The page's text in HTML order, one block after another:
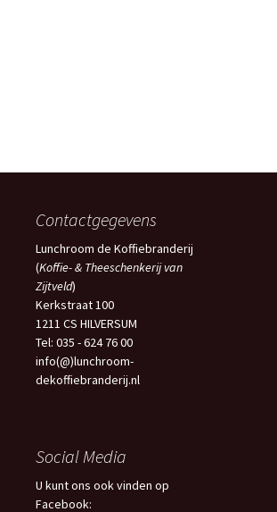
Contactgegevens
Lunchroom de Koffiebranderij
(Koffie- & Theeschenkerij van
Zijtveld)
Kerkstraat 100
1211 CS HILVERSUM
Tel: 035 - 624 76 00
info(@)lunchroom-
dekoffiebranderij.nl
Social Media
U kunt ons ook vinden op
Facebook: